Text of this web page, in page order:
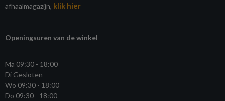
afhaalmagazijn, klik hier
Openingsuren van de winkel
Ma 09:30 - 18:00
Di Gesloten
Wo 09:30 - 18:00
Do 09:30 - 18:00